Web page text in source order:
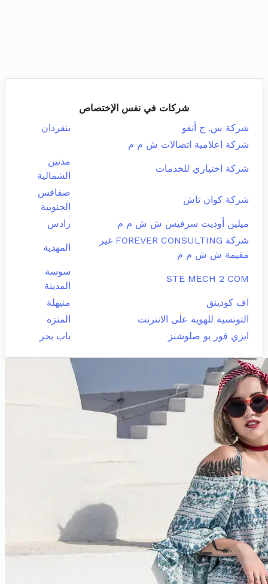
شركات في نفس الإختصاص
شركة س. ج أنفو
بنقردان
شركة اعلامية اتصالات ش م م
شركة اختياري للخدمات
مدنين
الشمالية
شركة كوان تاش
صفاقس
الجنوبية
ميلين أوديت سرفيس ش ش م م
رادس
شركة FOREVER CONSULTING غير
مقيمة ش ش م م
المهدية
STE MECH 2 COM
سوسة
المدينة
اف كودينق
منيهلة
التونسية للهوية على الانترنت
المنزه
ايزي فور يو صلوشنز
باب بحر